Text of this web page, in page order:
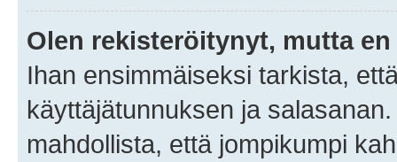
Olen rekisteröitynyt, mutta
Ihan ensimmäiseksi tarkista,
käyttäjätunnuksen ja
mahdollista, että jompikumpi